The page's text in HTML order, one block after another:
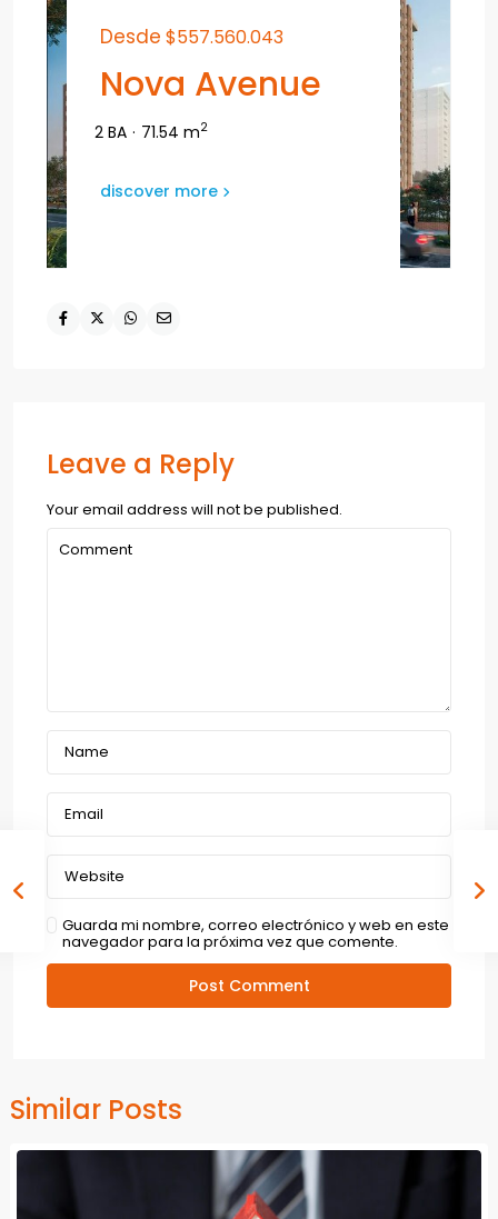
Desde $557.560.043
Nova Avenue
2 BA · 71.54 m2
discover more
Leave a Reply
Your email address will not be published.
Guarda mi nombre, correo electrónico y web en este
navegador para la próxima vez que comente.
Similar Posts